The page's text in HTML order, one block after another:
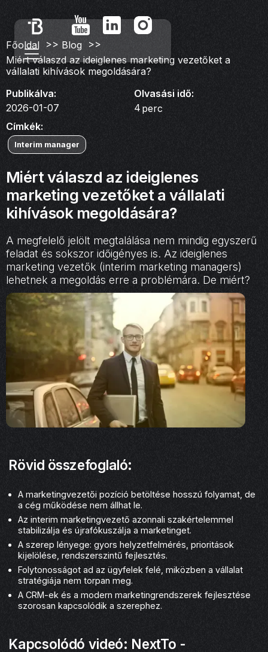
Főoldal >> Blog >>
Miért válaszd az ideiglenes marketing vezetőket a
vállalati kihívások megoldására?
Publikálva:
2026-01-07
Olvasási idő:
4 perc
Címkék:
Interim manager
Miért válaszd az ideiglenes
marketing vezetőket a vállalati
kihívások megoldására?
A megfelelő jelölt megtalálása nem mindig egyszerű
feladat és sokszor időigényes is. Az ideiglenes
marketing vezetők (interim marketing managers)
lehetnek a megoldás erre a problémára. De miért?
Rövid összefoglaló:
A marketingvezetői pozíció betöltése hosszú folyamat, de
a cég működése nem állhat le.
Az interim marketingvezető azonnali szakértelemmel
stabilizálja és újrafókuszálja a marketinget.
A szerep lényege: gyors helyzetfelmérés, prioritások
kijelölése, rendszerszintű fejlesztés.
Folytonosságot ad az ügyfelek felé, miközben a vállalat
stratégiája nem torpan meg.
A CRM-ek és a modern marketingrendszerek fejlesztése
szorosan kapcsolódik a szerephez.
Kapcsolódó videó: NextTo -